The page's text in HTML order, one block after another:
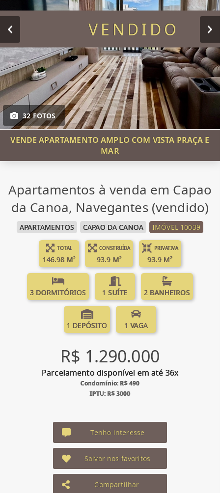
32 FOTOS
VENDIDO
VENDE APARTAMENTO AMPLO COM VISTA PRAÇA E
MAR
Apartamentos à venda em Capao
da Canoa, Navegantes (vendido)
APARTAMENTOS CAPAO DA CANOA IMÓVEL 10039
TOTAL
146.98 M²
CONSTRUÍDA
93.9 M²
PRIVATIVA
93.9 M²
3 DORMITÓRIOS 1 SUÍTE 2 BANHEIROS
1 DEPÓSITO 1 VAGA
R$ 1.290.000
Parcelamento disponível em até 36x
Condomínio: R$ 490
IPTU: R$ 3000
Tenho interesse
Salvar nos favoritos
Compartilhar